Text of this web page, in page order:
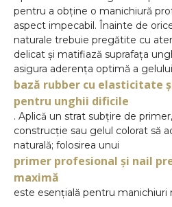
pentru a obține o manichiură
aspect impecabil. Înainte de
naturale trebuie pregătite cu
delicat și matifiază suprafața
asigura aderența optimă a
bază rubber cu elasticitate
pentru unghii dificile
. Aplică un strat subțire de
construcție sau gelul colorat să
naturală; folosirea unui
primer profesional și nail
maximă
este esențială pentru manichiuri